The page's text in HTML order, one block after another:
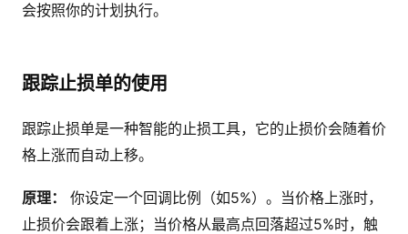
会按照你的计划执行。
跟踪止损单的使用
跟踪止损单是一种智能的止损工具，它的止损价会随着价
格上涨而自动上移。
原理：
你设定一个回调比例（如5%）。当价格上涨时，
止损价会跟着上涨；当价格从最高点回落超过5%时，触